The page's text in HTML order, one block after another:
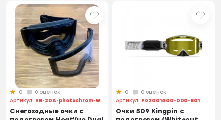
0
0 оценок
Артикул: HB-20A-photochrom-w/c
Снегоходные очки с
0
0 оценок
Артикул: F02001400-000-801
Очки 509 Kingpin с